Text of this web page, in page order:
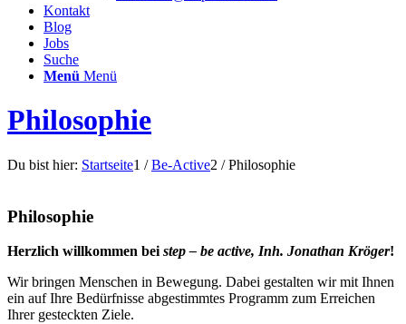
Kontakt
Blog
Jobs
Suche
Menü Menü
Philosophie
Du bist hier: Startseite1 / Be-Active2 / Philosophie
Philosophie
Herzlich willkommen bei step – be active, Inh. Jonathan Kröger!
Wir bringen Menschen in Bewegung. Dabei gestalten wir mit Ihnen
ein auf Ihre Bedürfnisse abgestimmtes Programm zum Erreichen
Ihrer gesteckten Ziele.